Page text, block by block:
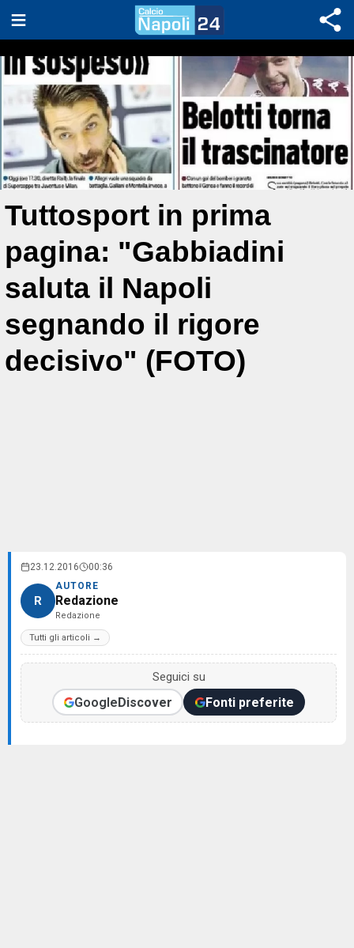
Tuttosport in prima
pagina: "Gabbiadini
saluta il Napoli
segnando il rigore
decisivo" (FOTO)
23.12.2016 00:36
R
AUTORE
Redazione
Redazione
Tutti gli articoli →
Seguici su
GoogleDiscover Fonti preferite